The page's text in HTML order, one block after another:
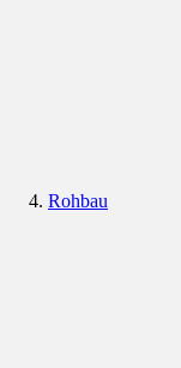
Rohbau